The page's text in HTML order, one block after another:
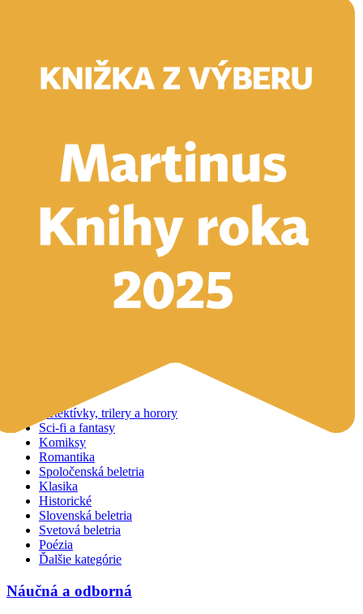
Vyhľadávanie
Vyhľadávanie
Detektívky, trilery a horory
Sci-fi a fantasy
Komiksy
Romantika
Spoločenská beletria
Klasika
Historické
Slovenská beletria
Svetová beletria
Poézia
Ďalšie kategórie
Náučná a odborná